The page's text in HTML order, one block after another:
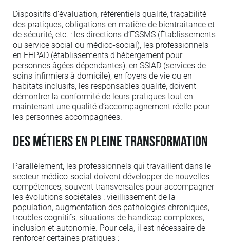
Dispositifs d’évaluation, référentiels qualité, traçabilité
des pratiques, obligations en matière de bientraitance et
de sécurité, etc. : les directions d’ESSMS (Établissements
ou service social ou médico-social), les professionnels
en EHPAD (établissements d'hébergement pour
personnes âgées dépendantes), en SSIAD (services de
soins infirmiers à domicile), en foyers de vie ou en
habitats inclusifs, les responsables qualité, doivent
démontrer la conformité de leurs pratiques tout en
maintenant une qualité d’accompagnement réelle pour
les personnes accompagnées.
Des métiers en pleine transformation
Parallèlement, les professionnels qui travaillent dans le
secteur médico-social doivent développer de nouvelles
compétences, souvent transversales pour accompagner
les évolutions sociétales : vieillissement de la
population, augmentation des pathologies chroniques,
troubles cognitifs, situations de handicap complexes,
inclusion et autonomie. Pour cela, il est nécessaire de
renforcer certaines pratiques :